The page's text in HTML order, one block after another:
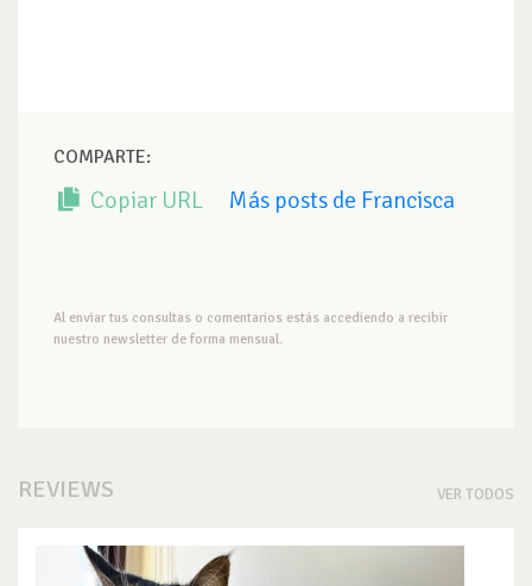
COMPARTE:
Copiar URL Más posts de Francisca
Al enviar tus consultas o comentarios estás accediendo a recibir
nuestro newsletter de forma mensual.
REVIEWS VER TODOS